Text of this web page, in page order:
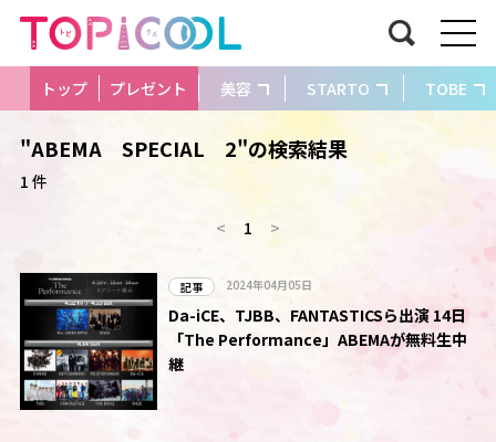
トップ プレゼント 美容 STARTO TOBE
"ABEMA SPECIAL 2"の検索結果
1 件
< 1 >
記事 2024年04月05日
Da-iCE、TJBB、FANTASTICSら出演 14日
「The Performance」ABEMAが無料生中
継